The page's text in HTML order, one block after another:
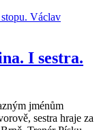
I sestra.
jménům
sestra hraje za